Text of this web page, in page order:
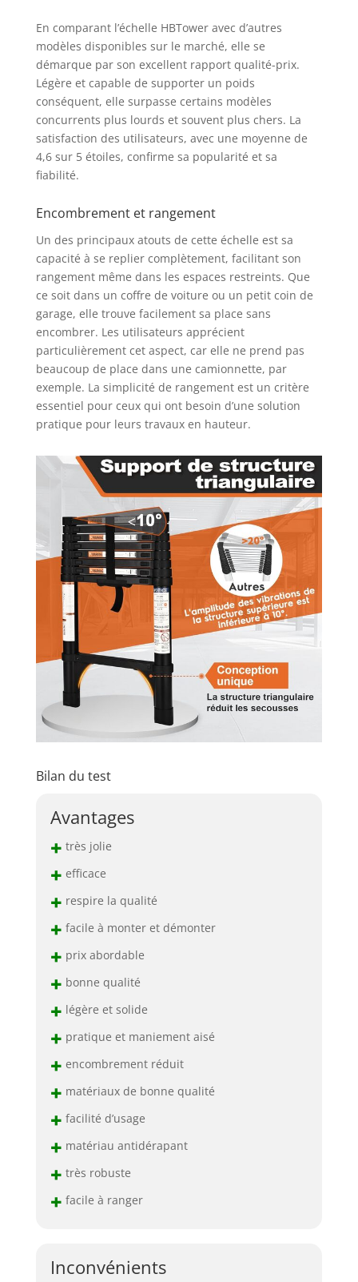
En comparant l’échelle HBTower avec d’autres
modèles disponibles sur le marché, elle se
démarque par son excellent rapport qualité-prix.
Légère et capable de supporter un poids
conséquent, elle surpasse certains modèles
concurrents plus lourds et souvent plus chers. La
satisfaction des utilisateurs, avec une moyenne de
4,6 sur 5 étoiles, confirme sa popularité et sa
fiabilité.
Encombrement et rangement
Un des principaux atouts de cette échelle est sa
capacité à se replier complètement, facilitant son
rangement même dans les espaces restreints. Que
ce soit dans un coffre de voiture ou un petit coin de
garage, elle trouve facilement sa place sans
encombrer. Les utilisateurs apprécient
particulièrement cet aspect, car elle ne prend pas
beaucoup de place dans une camionnette, par
exemple. La simplicité de rangement est un critère
essentiel pour ceux qui ont besoin d’une solution
pratique pour leurs travaux en hauteur.
Bilan du test
Avantages
+ très jolie
+ efficace
+ respire la qualité
+ facile à monter et démonter
+ prix abordable
+ bonne qualité
+ légère et solide
+ pratique et maniement aisé
+ encombrement réduit
+ matériaux de bonne qualité
+ facilité d’usage
+ matériau antidérapant
+ très robuste
+ facile à ranger
Inconvénients